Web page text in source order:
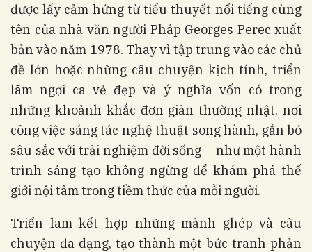
được lấy cảm hứng từ tiểu thuyết nổi tiếng cùng
tên của nhà văn người Pháp Georges Perec xuất
bản vào năm 1978. Thay vì tập trung vào các chủ
đề lớn hoặc những câu chuyện kịch tính, triển
lãm ngợi ca vẻ đẹp và ý nghĩa vốn có trong
những khoảnh khắc đơn giản thường nhật, nơi
công việc sáng tác nghệ thuật song hành, gắn bó
sâu sắc với trải nghiệm đời sống – như một hành
trình sáng tạo không ngừng để khám phá thế
giới nội tâm trong tiềm thức của mỗi người.
Triển lãm kết hợp những mảnh ghép và câu
chuyện đa dạng, tạo thành một bức tranh phản